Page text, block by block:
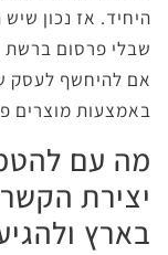
היחיד. אז נכון
שבלי פרסום ברשת
אם להיחשף לעסק
באמצעות מוצרים
מה עם
יצירת
בארץ